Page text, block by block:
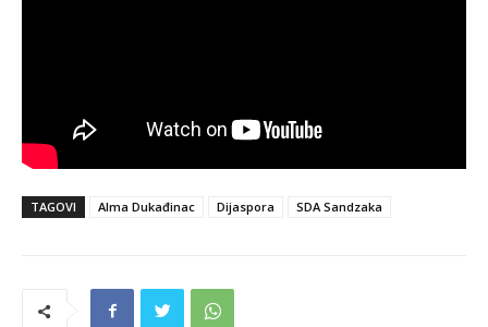
TAGOVI Alma Dukađinac Dijaspora SDA Sandzaka